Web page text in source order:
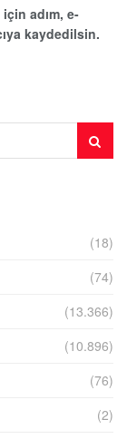
adım, e-
kaydedilsin.
(18)
(74)
(13.366)
(10.896)
(76)
(2)